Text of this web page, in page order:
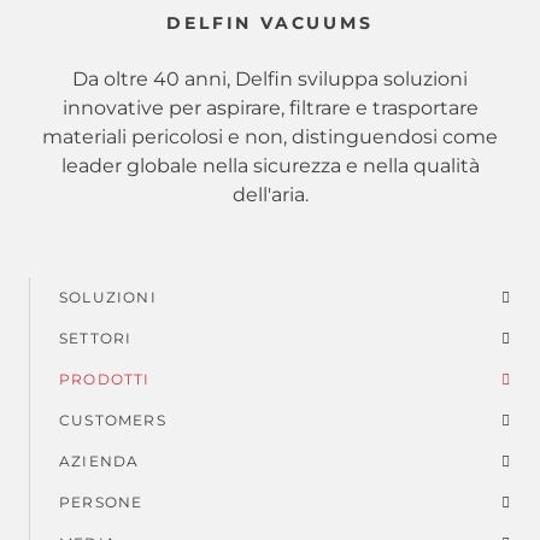
DELFIN VACUUMS
Da oltre 40 anni, Delfin sviluppa soluzioni
innovative per aspirare, filtrare e trasportare
materiali pericolosi e non, distinguendosi come
leader globale nella sicurezza e nella qualità
dell'aria.
Menu
di
piè
di
pagina
SOLUZIONI
SETTORI
PRODOTTI
CUSTOMERS
AZIENDA
PERSONE